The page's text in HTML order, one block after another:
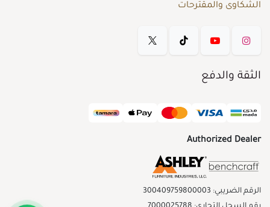
الشكاوى والمقترحات
الثقة والدفع
Authorized Dealer
الرقم الضريبي: 300409759800003